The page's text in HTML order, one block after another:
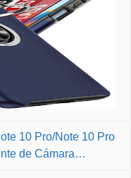
10 Pro/Note 10 Pro
de Cámara…